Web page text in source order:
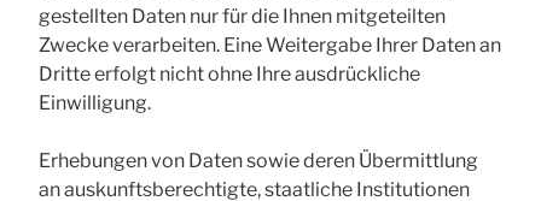
gestellten Daten nur für die Ihnen mitgeteilten
Zwecke verarbeiten. Eine Weitergabe Ihrer Daten an
Dritte erfolgt nicht ohne Ihre ausdrückliche
Einwilligung.
Erhebungen von Daten sowie deren Übermittlung
an auskunftsberechtigte, staatliche Institutionen